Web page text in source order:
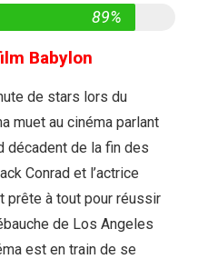
89%
Babylon
de stars lors du
muet au cinéma parlant
décadent de la fin des
Conrad et l’actrice
prête à tout pour réussir
de Los Angeles
est en train de se